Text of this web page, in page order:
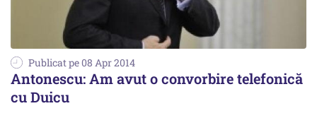
Publicat pe 08 Apr 2014
Antonescu: Am avut o convorbire telefonică
cu Duicu